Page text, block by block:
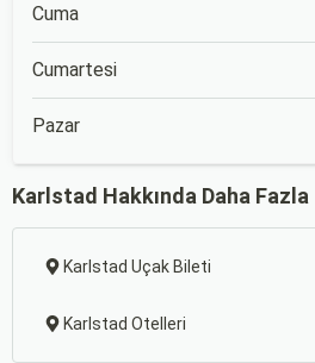
Cuma
Cumartesi
Pazar
Karlstad Hakkında Daha Fazla
Karlstad Uçak Bileti
Karlstad Otelleri